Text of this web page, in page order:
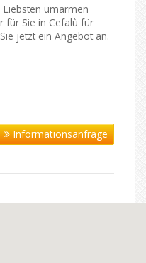
umarmen
für Sie in Cefalù für
jetzt ein Angebot an.
Informationsanfrage